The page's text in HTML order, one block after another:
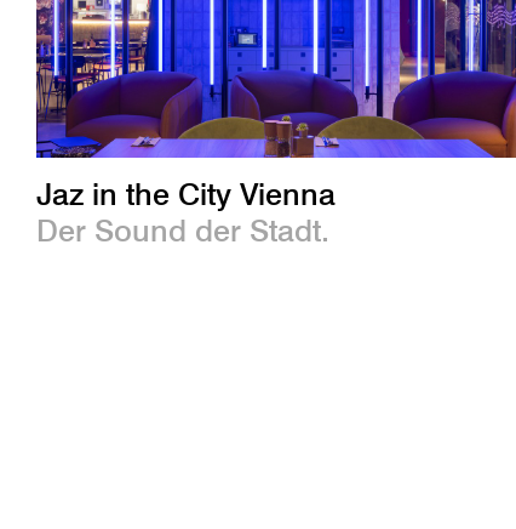
Jaz in the City Vienna
Der Sound der Stadt.